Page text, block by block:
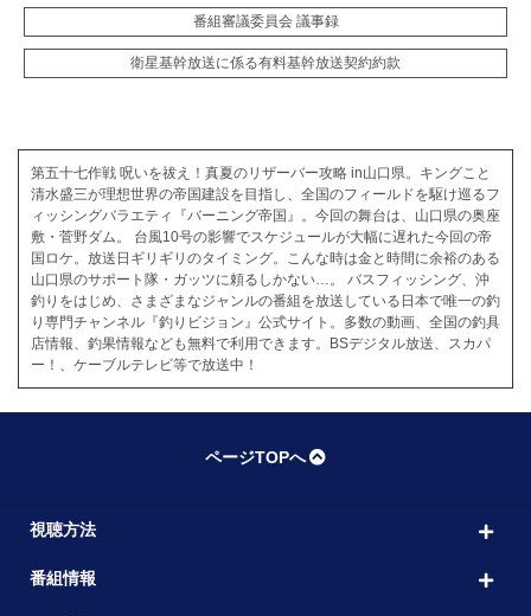
番組審議委員会 議事録
衛星基幹放送に係る有料基幹放送契約約款
第五十七作戦 呪いを祓え！真夏のリザーバー攻略 in山口県。キングこと
清水盛三が理想世界の帝国建設を目指し、全国のフィールドを駆け巡るフ
ィッシングバラエティ『バーニング帝国』。今回の舞台は、山口県の奥座
敷・菅野ダム。 台風10号の影響でスケジュールが大幅に遅れた今回の帝
国ロケ。放送日ギリギリのタイミング。こんな時は金と時間に余裕のある
山口県のサポート隊・ガッツに頼るしかない…。 バスフィッシング、沖
釣りをはじめ、さまざまなジャンルの番組を放送している日本で唯一の釣
り専門チャンネル『釣りビジョン』公式サイト。多数の動画、全国の釣具
店情報、釣果情報なども無料で利用できます。BSデジタル放送、スカパ
ー！、ケーブルテレビ等で放送中！
ページTOPへ
視聴方法
番組情報